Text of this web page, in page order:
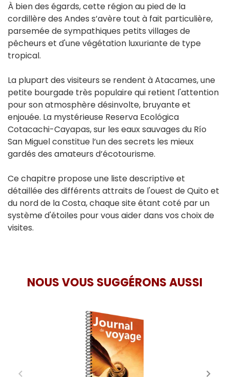
À bien des égards, cette région au pied de la
cordillère des Andes s’avère tout à fait particulière,
parsemée de sympathiques petits villages de
pêcheurs et d'une végétation luxuriante de type
tropical.
La plupart des visiteurs se rendent à Atacames, une
petite bourgade très populaire qui retient l'attention
pour son atmosphère désinvolte, bruyante et
enjouée. La mystérieuse Reserva Ecológica
Cotacachi-Cayapas, sur les eaux sauvages du Río
San Miguel constitue l’un des secrets les mieux
gardés des amateurs d’écotourisme.
Ce chapitre propose une liste descriptive et
détaillée des différents attraits de l'ouest de Quito et
du nord de la Costa, chaque site étant coté par un
système d'étoiles pour vous aider dans vos choix de
visites.
NOUS VOUS SUGGÉRONS AUSSI